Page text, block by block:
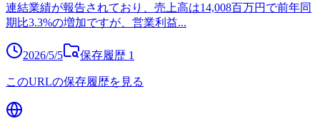
連結業績が報告されており、売上高は14,008百万円で前年同
期比3.3%の増加ですが、営業利益...
2026/5/5 保存履歴 1
このURLの保存履歴を見る